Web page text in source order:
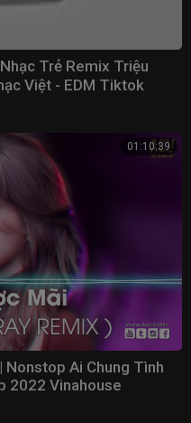
Trẻ Remix Triệu
Việt - EDM Tiktok
01:10:39
Nonstop Ai Chung Tình
2022 Vinahouse